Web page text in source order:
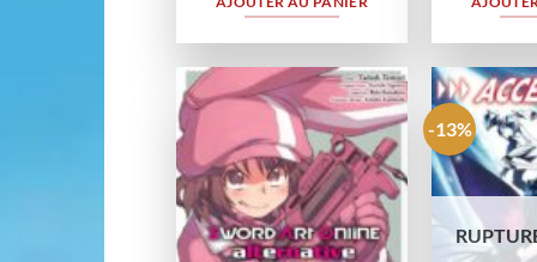
Ajouter
à la
wishlist
-13%